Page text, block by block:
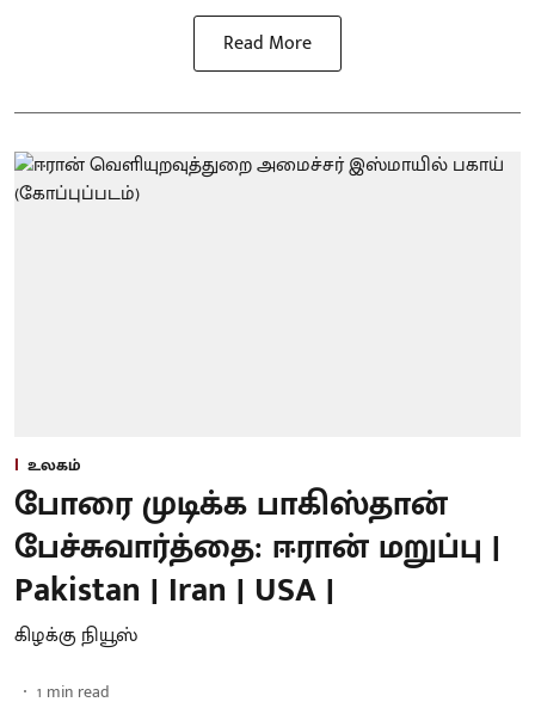
Read More
உலகம்
போரை முடிக்க பாகிஸ்தான்
பேச்சுவார்த்தை: ஈரான் மறுப்பு |
Pakistan | Iran | USA |
கிழக்கு நியூஸ்
1 min read